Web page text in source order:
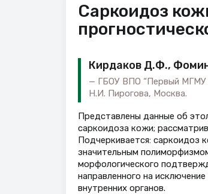
Саркоидоз
Кирдаков Д.Ф.,
ГБОУ ВПО “Первый МГМУ
Н.И. Пирогова, Москва.
Представлены данные об
саркоидоза кожи;
Подчеркивается: саркоидоз
значительным
морфологического
направленного на
внутренних органов.